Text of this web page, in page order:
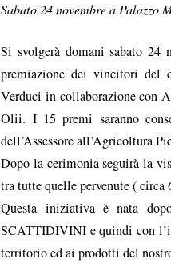
Sabato 24 novembre a Palazzo
Si svolgerà domani sabato
premiazione dei vincitori del
Verduci in collaborazione con
Olii. I 15 premi saranno
dell’Assessore all’Agricoltura
Dopo la cerimonia seguirà la
tra tutte quelle pervenute ( circa
Questa iniziativa è nata
SCATTIDIVINI e quindi con
territorio ed ai prodotti del